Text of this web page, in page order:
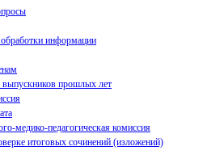
информации
выпускников прошлых лет
медико-педагогическая комиссия
итоговых сочинений (изложений)